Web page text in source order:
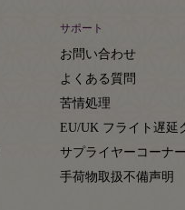
サポート
お問い合わせ
よくある質問
苦情処理
EU/UK フライト遅延
サプライヤーコーナー
手荷物取扱不備声明